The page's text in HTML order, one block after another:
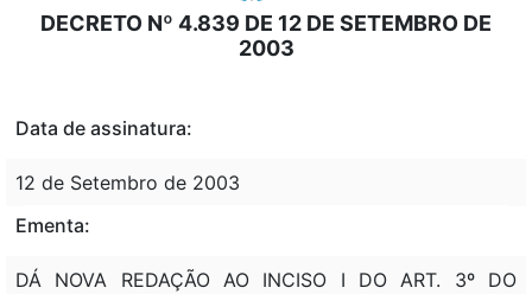
DECRETO Nº 4.839 DE 12 DE SETEMBRO DE
2003
Data de assinatura:
12 de Setembro de 2003
Ementa:
DÁ NOVA REDAÇÃO AO INCISO I DO ART. 3º DO